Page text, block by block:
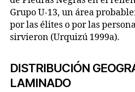
Grupo U-13, un área
por las élites o por las
sirvieron (Urquizú 1999a).
DISTRIBUCIÓN
LAMINADO